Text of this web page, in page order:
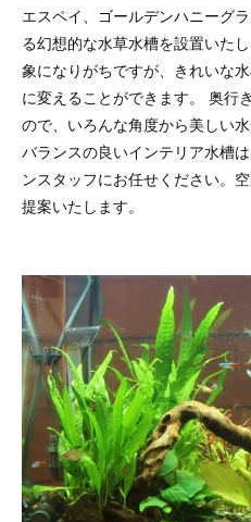
エスペイ、ゴールデンハニーグ
る幻想的な水草水槽を設置いた
象になりがちですが、きれいな
に変えることができます。 奥行
ので、いろんな角度から美しい
バランスの良いインテリア水槽
ンスタッフにお任せください。
提案いたします。